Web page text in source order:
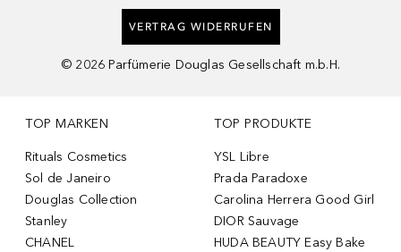
VERTRAG WIDERRUFEN
© 2026 Parfümerie Douglas Gesellschaft m.b.H.
TOP MARKEN
Rituals Cosmetics
Sol de Janeiro
Douglas Collection
Stanley
CHANEL
TOP PRODUKTE
YSL Libre
Prada Paradoxe
Carolina Herrera Good Girl
DIOR Sauvage
HUDA BEAUTY Easy Bake